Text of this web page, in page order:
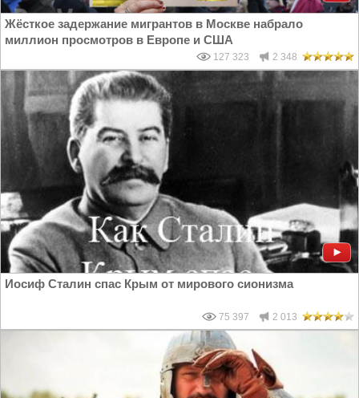
Жёсткое задержание мигрантов в Москве набрало
миллион просмотров в Европе и США
127 323 2 348
Иосиф Сталин спас Крым от мирового сионизма
75 397 2 013